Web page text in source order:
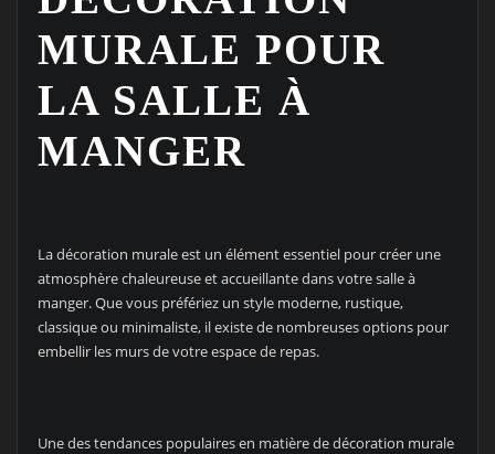
MURALE POUR
LA SALLE À
MANGER
La décoration murale est un élément essentiel pour créer une
atmosphère chaleureuse et accueillante dans votre salle à
manger. Que vous préfériez un style moderne, rustique,
classique ou minimaliste, il existe de nombreuses options pour
embellir les murs de votre espace de repas.
Une des tendances populaires en matière de décoration murale